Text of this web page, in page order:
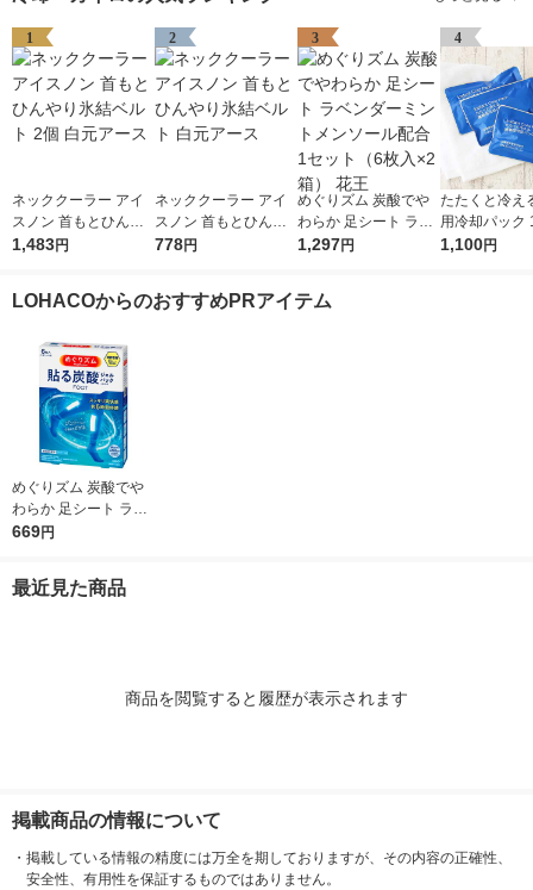
1
ネッククーラー アイ
スノン 首もとひんや
り氷結ベルト 2個 白
1,483円
2
ネッククーラー アイ
スノン 首もとひんや
り氷結ベルト 白元ア
778円
3
めぐりズム 炭酸でや
わらか 足シート ラベ
ンダーミントメンソー
1,297円
4
たたくと冷え
用冷却パック
個入) 紀陽除虫菊
1,100円
LOHACOからのおすすめPRアイテム
めぐりズム 炭酸でや
わらか 足シート ラベ
ンダーミントの香り
669円
最近見た商品
商品を閲覧すると履歴が表示されます
掲載商品の情報について
・ 掲載している情報の精度には万全を期しておりますが、その内容の正確性、
安全性、有用性を保証するものではありません。